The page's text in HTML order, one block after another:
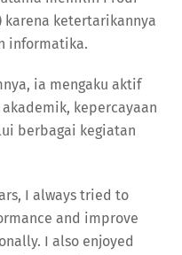
karena ketertarikannya
informatika.
ia mengaku aktif
kepercayaan
berbagai kegiatan
I always tried to
and improve
I also enjoyed